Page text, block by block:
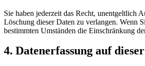
Sie haben jederzeit das Recht, unentgeltlich
Löschung dieser Daten zu verlangen. Wenn
bestimmten Umständen die Einschränkung
4. Datenerfassung auf